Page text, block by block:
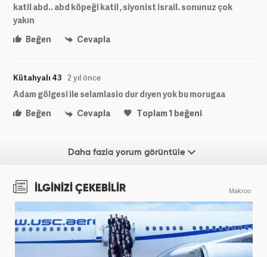
katil abd.. abd köpeği katil , siyonist israil. sonunuz çok
yakın
Beğen
Cevapla
Kütahyalı 43 2 yıl önce
Adam gölgesi ile selamlasio dur dıyen yok bu morugaa
Beğen
Cevapla Toplam1 beğeni
Daha fazla yorum görüntüle
İLGİNİZİ ÇEKEBİLİR Makroo